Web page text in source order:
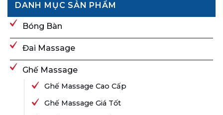
DANH MỤC SẢN PHẨM
Bóng Bàn
Đai Massage
Ghế Massage
Ghế Massage Cao Cấp
Ghế Massage Giá Tốt